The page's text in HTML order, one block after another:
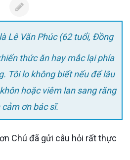
Lê Văn Phúc (62 tuổi, Đồng
thức ăn hay mắc lại phía
Tôi lo không biết nếu để lâu
hoặc viêm lan sang răng
ơn bác sĩ.